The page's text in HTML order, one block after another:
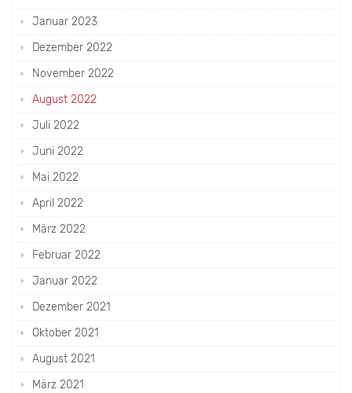
Januar 2023
Dezember 2022
November 2022
August 2022
Juli 2022
Juni 2022
Mai 2022
April 2022
März 2022
Februar 2022
Januar 2022
Dezember 2021
Oktober 2021
August 2021
März 2021